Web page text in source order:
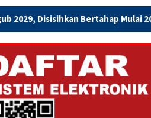
Mulai 2027 Sosialisasi